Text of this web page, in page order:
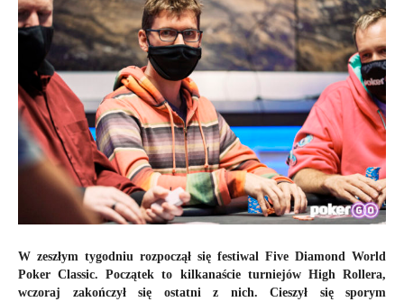
W zeszłym tygodniu rozpoczął się festiwal Five Diamond World
Poker Classic. Początek to kilkanaście turniejów High Rollera,
wczoraj zakończył się ostatni z nich. Cieszył się sporym